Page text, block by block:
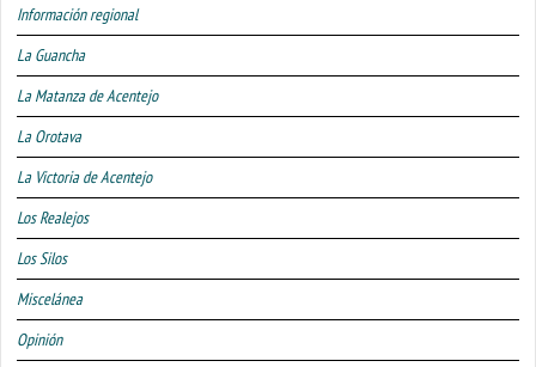
Información regional
La Guancha
La Matanza de Acentejo
La Orotava
La Victoria de Acentejo
Los Realejos
Los Silos
Miscelánea
Opinión